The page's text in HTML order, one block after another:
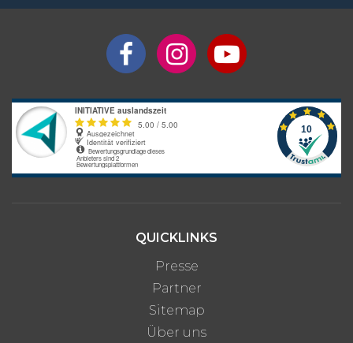
QUICKLINKS
Presse
Partner
Sitemap
Über uns